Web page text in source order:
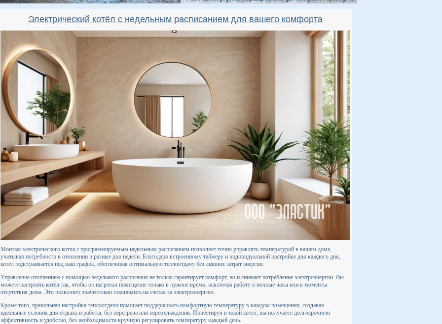
Электрический котёл с недельным расписанием для вашего комфорта
Монтаж электрического котла с программируемым недельным расписанием позволяет точно управлять температурой в вашем доме,
учитывая потребности в отоплении в разные дни недели. Благодаря встроенному таймеру и индивидуальной настройке для каждого дня,
котёл подстраивается под ваш график, обеспечивая оптимальную теплоотдачу без лишних затрат энергии.
Управление отоплением с помощью недельного расписания не только гарантирует комфорт, но и снижает потребление электроэнергии. Вы
можете настроить котёл так, чтобы он нагревал помещение только в нужное время, исключая работу в ночные часы или в моменты
отсутствия дома. Это позволяет значительно сэкономить на счетах за электроэнергию.
Кроме того, правильная настройка теплоотдачи помогает поддерживать комфортную температуру в каждом помещении, создавая
идеальные условия для отдыха и работы, без перегрева или переохлаждения. Инвестируя в такой котёл, вы получаете долгосрочную
эффективность и удобство, без необходимости вручную регулировать температуру каждый день.